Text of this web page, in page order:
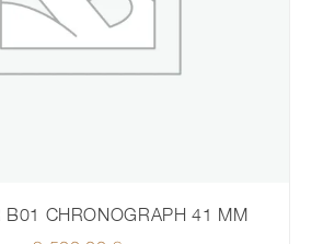
B01 CHRONOGRAPH 41 MM